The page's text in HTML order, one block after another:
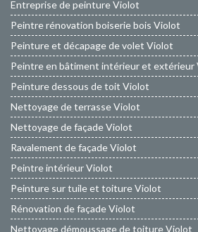
Entreprise de peinture Violot
Peintre rénovation boiserie bois Violot
Peinture et décapage de volet Violot
Peintre en bâtiment intérieur et extérieur
Peinture dessous de toit Violot
Nettoyage de terrasse Violot
Nettoyage de façade Violot
Ravalement de façade Violot
Peintre intérieur Violot
Peinture sur tuile et toiture Violot
Rénovation de façade Violot
Nettoyage démoussage de toiture Violot